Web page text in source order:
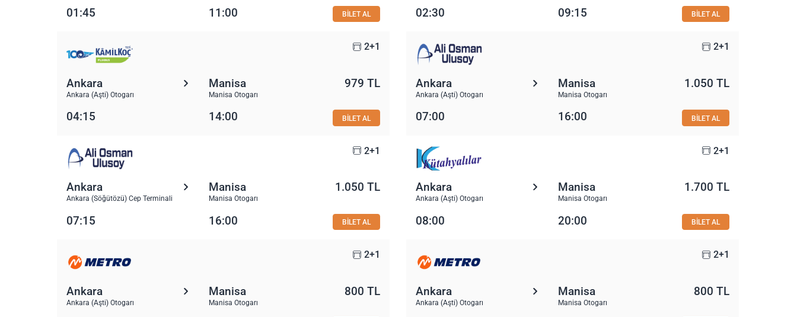
01:45 11:00 BİLET AL 02:30 09:15 BİLET AL
2+1
Ankara
Ankara (Aşti) Otogarı
Manisa
Manisa Otogarı
979 TL
04:15 14:00 BİLET AL
2+1
Ankara
Ankara (Aşti) Otogarı
Manisa
Manisa Otogarı
1.050 TL
07:00 16:00 BİLET AL
2+1
Ankara
Ankara (Söğütözü) Cep Terminali
Manisa
Manisa Otogarı
1.050 TL
07:15 16:00 BİLET AL
2+1
Ankara
Ankara (Aşti) Otogarı
Manisa
Manisa Otogarı
1.700 TL
08:00 20:00 BİLET AL
2+1
Ankara
Ankara (Aşti) Otogarı
Manisa
Manisa Otogarı
800 TL
2+1
Ankara
Ankara (Aşti) Otogarı
Manisa
Manisa Otogarı
800 TL